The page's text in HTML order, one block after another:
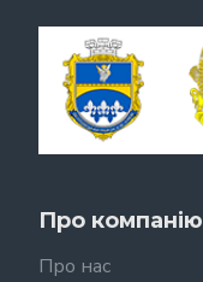
Про компанію
Про нас